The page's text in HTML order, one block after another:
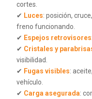
cortes.
✔ Luces: posición,
freno funcionando.
✔ Espejos retrovisores
✔ Cristales y
visibilidad.
✔ Fugas visibles:
vehículo.
✔ Carga asegurada: